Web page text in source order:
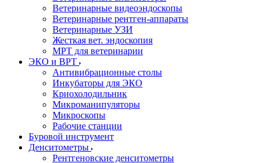
Ветеринарные видеоэндоскопы
Ветеринарные рентген-аппараты
Ветеринарные УЗИ
Жесткая вет. эндоскопия
МРТ для ветеринарии
ЭКО и ВРТ
Антивибрационные столы
Инкубаторы для ЭКО
Криохолодильник
Микроманипуляторы
Микроскопы
Рабочие станции
Буровой инструмент
Денситометры
Рентгеновские денситометры